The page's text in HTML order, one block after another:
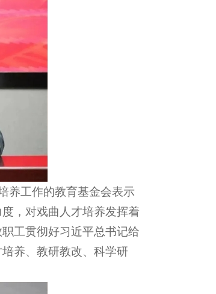
养工作的教育基金会表示
，对戏曲人才培养发挥着
工贯彻好习近平总书记给
养、教研教改、科学研